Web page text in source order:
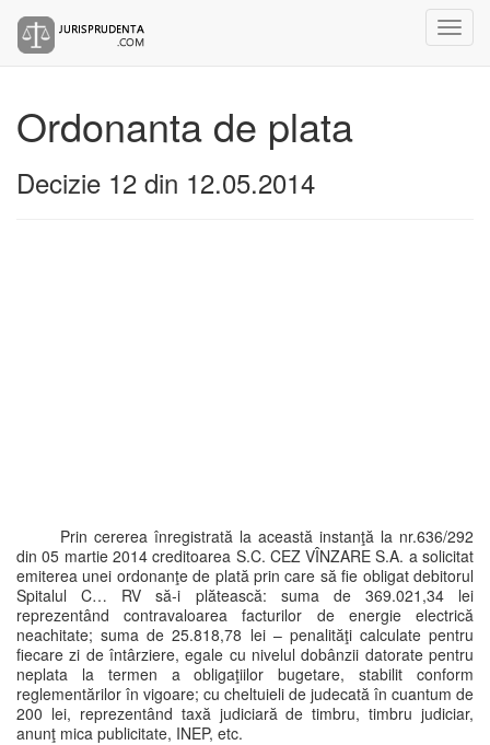
Ordonanta de plata
Decizie 12 din 12.05.2014
Prin cererea înregistrată la această instanţă la nr.636/292
din 05 martie 2014 creditoarea S.C. CEZ VÎNZARE S.A. a solicitat
emiterea unei ordonanţe de plată prin care să fie obligat debitorul
Spitalul C… RV să-i plătească: suma de 369.021,34 lei
reprezentând contravaloarea facturilor de energie electrică
neachitate; suma de 25.818,78 lei – penalităţi calculate pentru
fiecare zi de întârziere, egale cu nivelul dobânzii datorate pentru
neplata la termen a obligaţiilor bugetare, stabilit conform
reglementărilor în vigoare; cu cheltuieli de judecată în cuantum de
200 lei, reprezentând taxă judiciară de timbru, timbru judiciar,
anunţ mica publicitate, INEP, etc.